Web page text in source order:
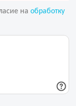
на обработку